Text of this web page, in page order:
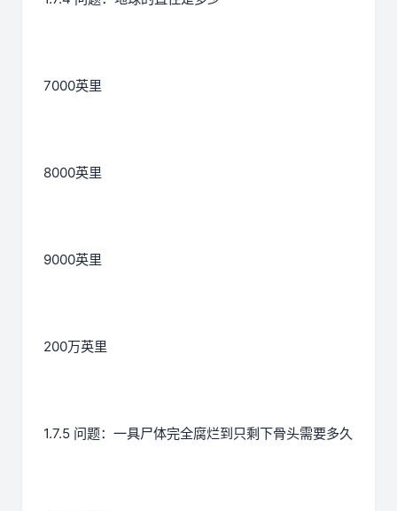
7000英里
8000英里
9000英里
200万英里
1.7.5 问题：一具尸体完全腐烂到只剩下骨头需要多久